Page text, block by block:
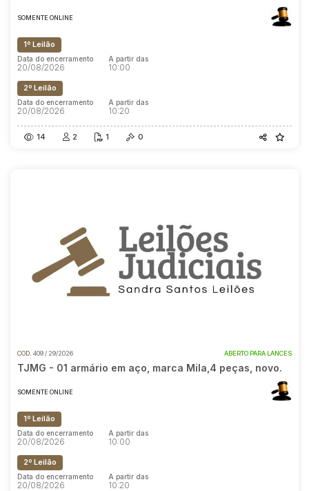
SOMENTE ONLINE
1º Leilão
Data do encerramento
20/08/2026
A partir das
10:00
2º Leilão
Data do encerramento
20/08/2026
A partir das
10:20
14 2 1 0
COD. 409 / 29/2026 ABERTO PARA LANCES
TJMG - 01 armário em aço, marca Mila,4 peças, novo.
SOMENTE ONLINE
1º Leilão
Data do encerramento
20/08/2026
A partir das
10:00
2º Leilão
Data do encerramento
20/08/2026
A partir das
10:20